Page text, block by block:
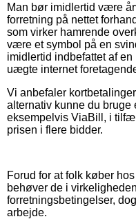
Man bør imidlertid være
forretning på nettet
som virker hamrende
være et symbol på en
imidlertid indbefattet af
uægte internet
Vi anbefaler
alternativ kunne du bruge
eksempelvis ViaBill, i
prisen i flere bidder.
Forud for at folk køber
behøver de i
forretningsbetingelser,
arbejde.